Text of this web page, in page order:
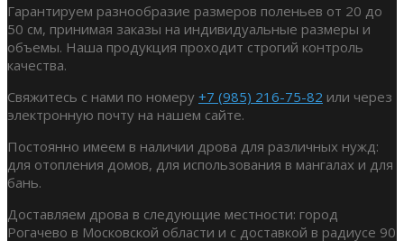
Гарантируем разнообразие размеров поленьев от 20 до
50 см, принимая заказы на индивидуальные размеры и
объемы. Наша продукция проходит строгий контроль
качества.
Свяжитесь с нами по номеру +7 (985) 216-75-82 или через
электронную почту на нашем сайте.
Постоянно имеем в наличии дрова для различных нужд:
для отопления домов, для использования в мангалах и для
бань.
Доставляем дрова в следующие местности: город
Рогачево в Московской области и с доставкой в радиусе 90